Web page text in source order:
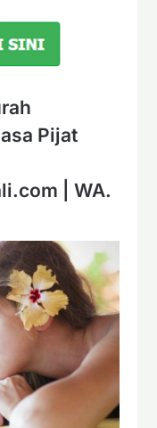
Pijat
WA.